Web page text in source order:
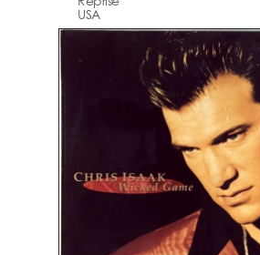
USA